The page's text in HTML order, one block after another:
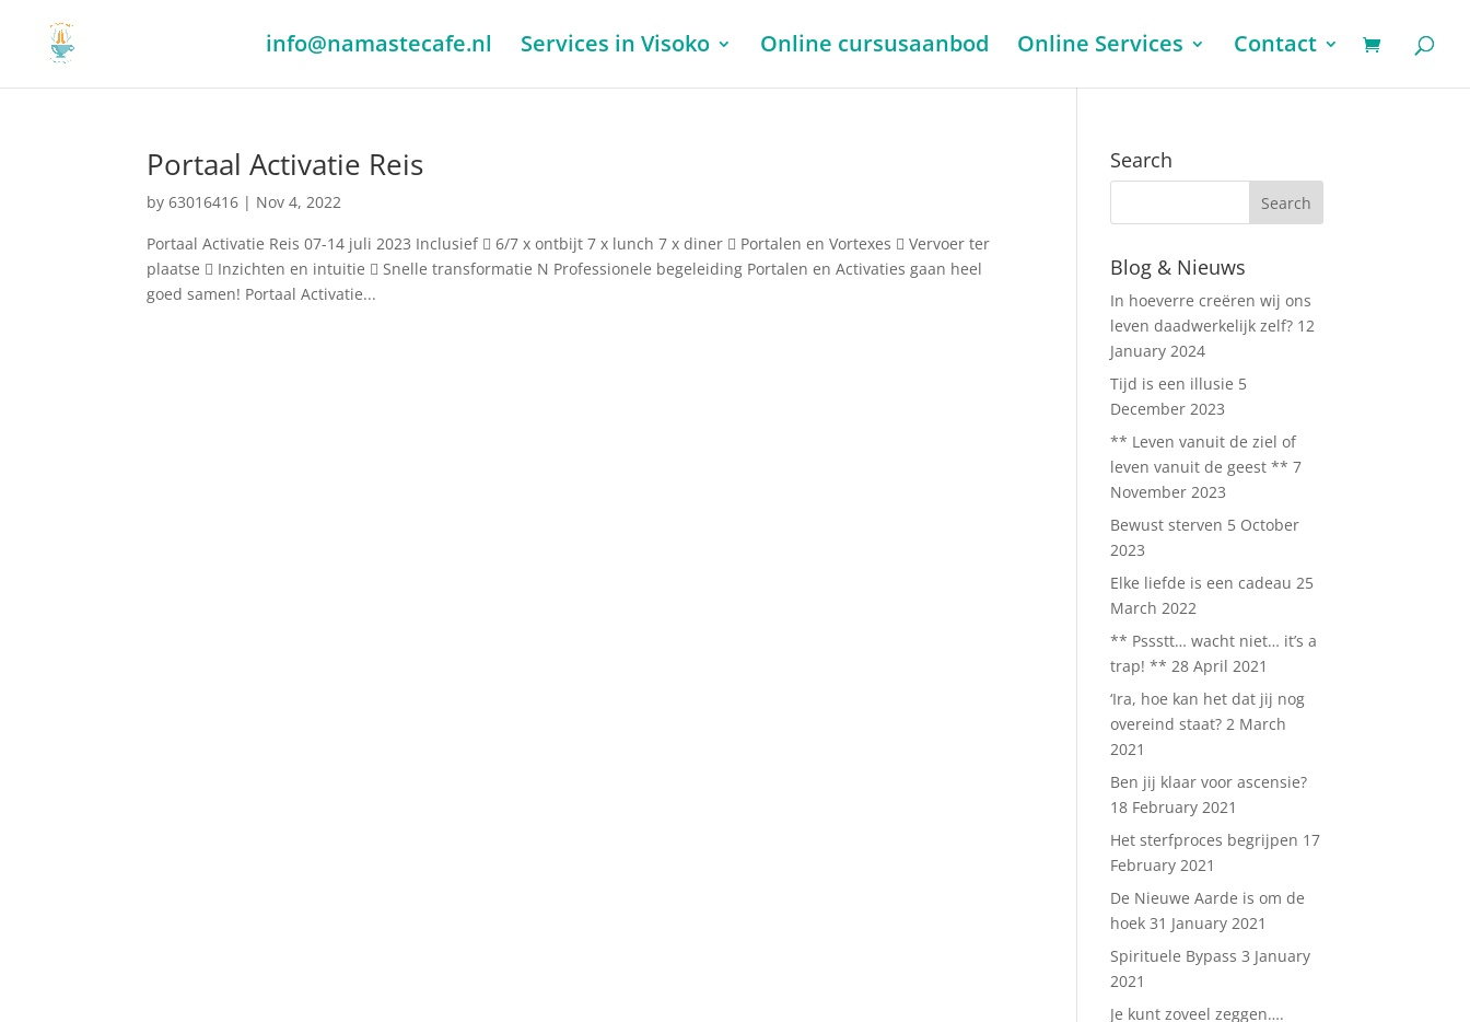
info@namastecafe.nl Services in Visoko Online cursusaanbod Online Services Contact
Portaal Activatie Reis
by63016416 | Nov 4, 2022
Portaal Activatie Reis 07-14 juli 2023 Inclusief  6/7 x ontbijt 7 x lunch 7 x diner  Portalen en Vortexes  Vervoer ter
plaatse  Inzichten en intuitie  Snelle transformatie N Professionele begeleiding Portalen en Activaties gaan heel
goed samen! Portaal Activatie...
Search
Blog & Nieuws
In hoeverre creëren wij ons
leven daadwerkelijk zelf? 12
January 2024
Tijd is een illusie 5
December 2023
** Leven vanuit de ziel of
leven vanuit de geest ** 7
November 2023
Bewust sterven 5 October
2023
Elke liefde is een cadeau 25
March 2022
** Pssstt… wacht niet… it’s a
trap! ** 28 April 2021
‘Ira, hoe kan het dat jij nog
overeind staat? 2 March
2021
Ben jij klaar voor ascensie?
18 February 2021
Het sterfproces begrijpen 17
February 2021
De Nieuwe Aarde is om de
hoek 31 January 2021
Spirituele Bypass 3 January
2021
Je kunt zoveel zeggen….